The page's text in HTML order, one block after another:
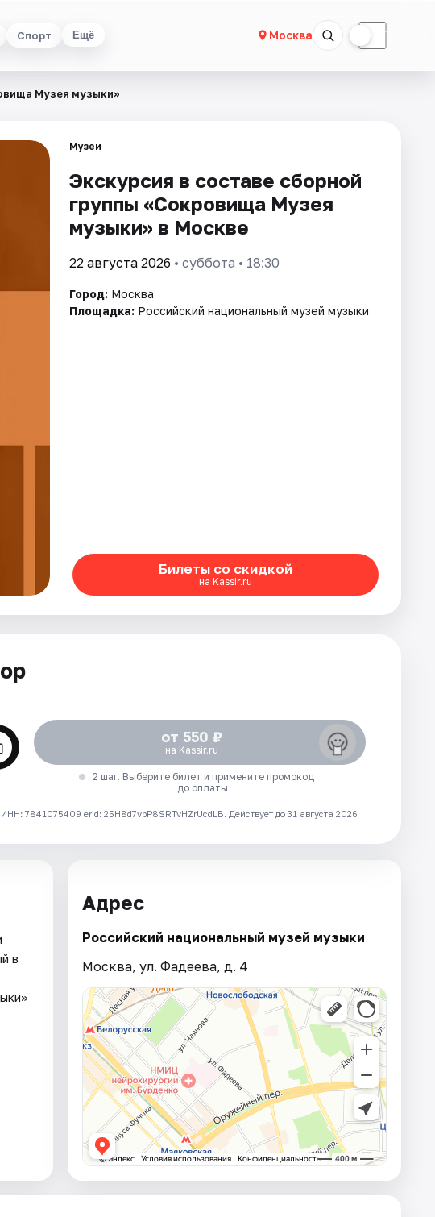
Спорт Ещё Москва ☾
Музея музыки»
Музеи
Экскурсия в составе сборной
группы «Сокровища Музея
музыки» в Москве
22 августа 2026 • суббота • 18:30
Город: Москва
Площадка: Российский национальный музей музыки
Билеты со скидкой
на Kassir.ru
от 550 ₽
на Kassir.ru
2 шаг. Выберите билет и примените промокод
до оплаты
7841075409 erid: 25H8d7vbP8SRTvHZrUcdLB. Действует до 31 августа 2026
в
Адрес
Российский национальный музей музыки
Москва, ул. Фадеева, д. 4